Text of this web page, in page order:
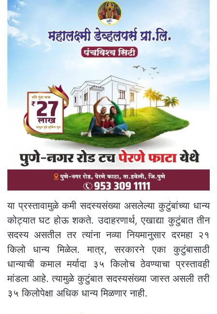
या प्रस्तावामुळे कमी सदस्यसंख्या असलेल्या कुटुंबांच्या धान्य
कोट्यात घट होऊ शकते. उदाहरणार्थ, एखाद्या कुटुंबात तीन
सदस्य असतील तर त्यांना नव्या नियमानुसार दरमहा २१
किलो धान्य मिळेल. मात्र, सरकारने एका कुटुंबासाठी
धान्याची कमाल मर्यादा ३५ किलोच ठेवण्याचा प्रस्तावही
मांडला आहे. त्यामुळे कुटुंबात सदस्यसंख्या जास्त असली तरी
३५ किलोपेक्षा अधिक धान्य मिळणार नाही.